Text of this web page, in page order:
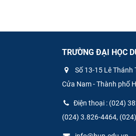
TRƯỜNG ĐẠI HỌC
Số 13-15 Lê Thánh
Cửa Nam - Thành phố
Điện thoại : (024)
(024) 3.826-4464,